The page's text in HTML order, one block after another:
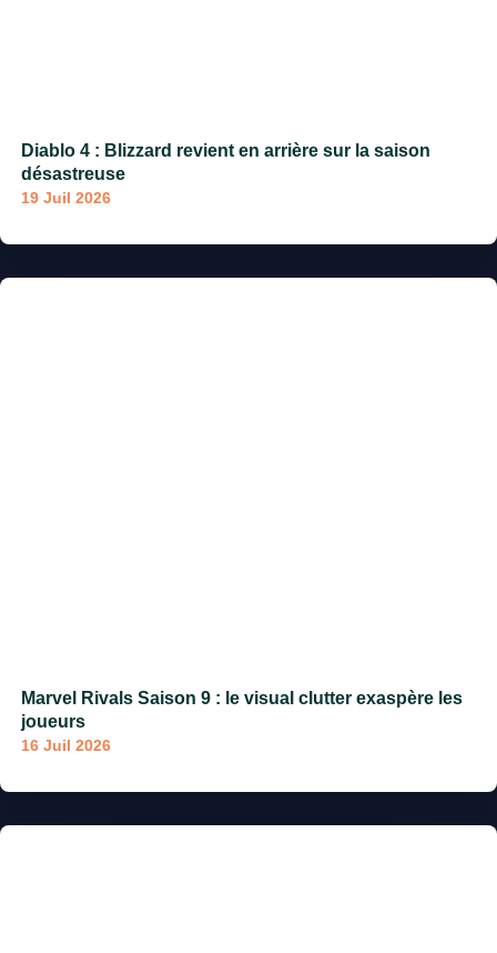
Diablo 4 : Blizzard revient en arrière sur la saison
désastreuse
19 Juil 2026
Marvel Rivals Saison 9 : le visual clutter exaspère les
joueurs
16 Juil 2026